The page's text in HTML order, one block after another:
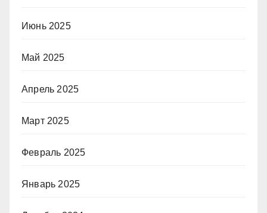
Июнь 2025
Май 2025
Апрель 2025
Март 2025
Февраль 2025
Январь 2025